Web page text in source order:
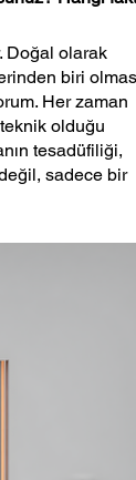
Doğal olarak
biri
Her zaman
olduğu
tesadüfiliği,
sadece bir